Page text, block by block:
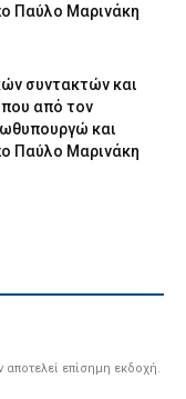
Παύλο Μαρινάκη
συντακτών και
από τον
και
Παύλο Μαρινάκη
αποτελεί επίσημη εκδοχή.